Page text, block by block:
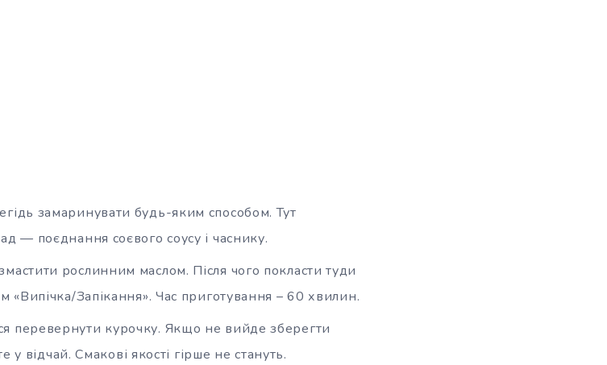
замаринувати будь-яким способом. Тут
— поєднання соєвого соусу і часнику.
рослинним маслом. Після чого покласти туди
Запікання». Час приготування – 60 хвилин.
перевернути курочку. Якщо не вийде зберегти
у відчай. Смакові якості гірше не стануть.